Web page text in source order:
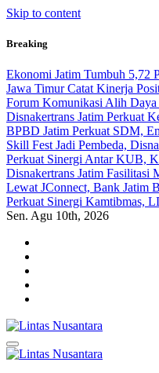
Skip to content
Breaking
Ekonomi Jatim Tumbuh 5,72
Jawa Timur Catat Kinerja
Forum Komunikasi Alih Daya
Disnakertrans Jatim Perkuat
BPBD Jatim Perkuat SDM,
Skill Fest Jadi Pembeda,
Perkuat Sinergi Antar KUB,
Disnakertrans Jatim Fasilitasi
Lewat JConnect, Bank Jatim
Perkuat Sinergi Kamtibmas,
Sen. Agu 10th, 2026
Lintas Nusantara
Membangun Bangsa Berpikir